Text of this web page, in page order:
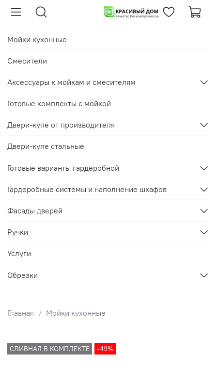
Главная Мойки кухонные
СЛИВНАЯ В КОМПЛЕКТЕ -49%
Мойки кухонные
Смесители
Аксессуары к мойкам и смесителям
Готовые комплекты с мойкой
Двери-купе от производителя
Двери-купе стальные
Готовые варианты гардеробной
Гардеробные системы и наполнение шкафов
Фасады дверей
Ручки
Услуги
Обрезки